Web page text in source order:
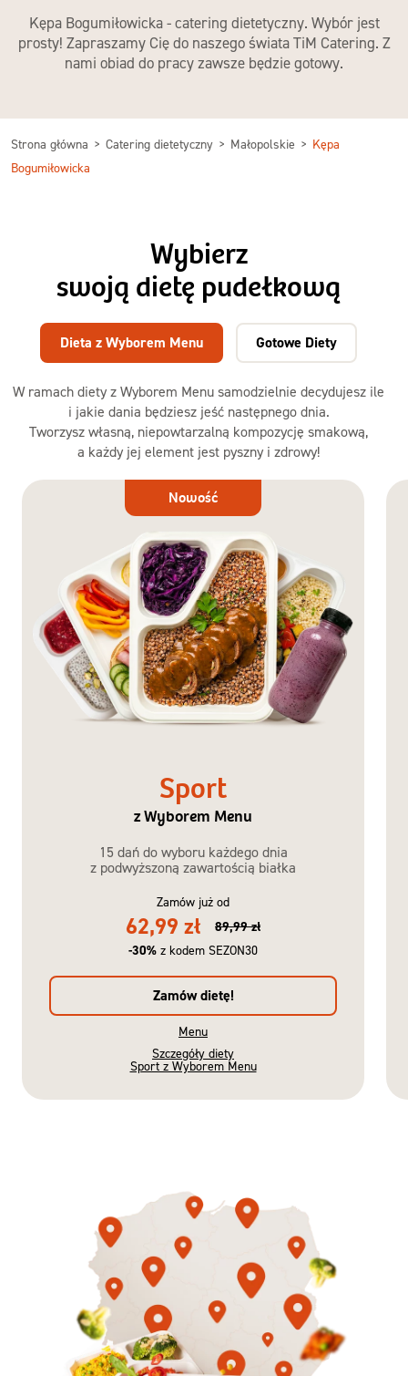
Kępa Bogumiłowicka - catering dietetyczny. Wybór jest
prosty! Zapraszamy Cię do naszego świata TiM Catering. Z
nami obiad do pracy zawsze będzie gotowy.
Strona główna Catering dietetyczny Małopolskie
Kępa
Bogumiłowicka
Wybierz
swoją dietę pudełkową
W ramach diety z Wyborem Menu samodzielnie decydujesz ile
i jakie dania będziesz jeść następnego dnia.
Tworzysz własną, niepowtarzalną kompozycję smakową,
a każdy jej element jest pyszny i zdrowy!
Dieta z Wyborem Menu Gotowe Diety
Dieta
Nowość
Sport
z Wyborem Menu
15 dań do wyboru każdego dnia
z podwyższoną zawartością białka
Zamów już od
62,99 zł
89,99 zł
-30% z kodem SEZON30
Zamów dietę!
Menu
Szczegóły diety
Sport z Wyborem Menu